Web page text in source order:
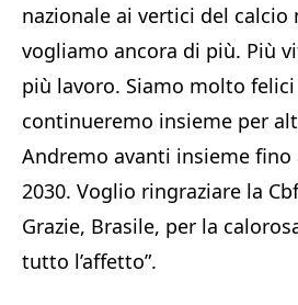
nazionale ai vertici del calcio
vogliamo ancora di più. Più
più lavoro. Siamo molto
continueremo insieme per
Andremo avanti insieme
2030. Voglio ringraziare la
Grazie, Brasile, per la
tutto l’affetto”.